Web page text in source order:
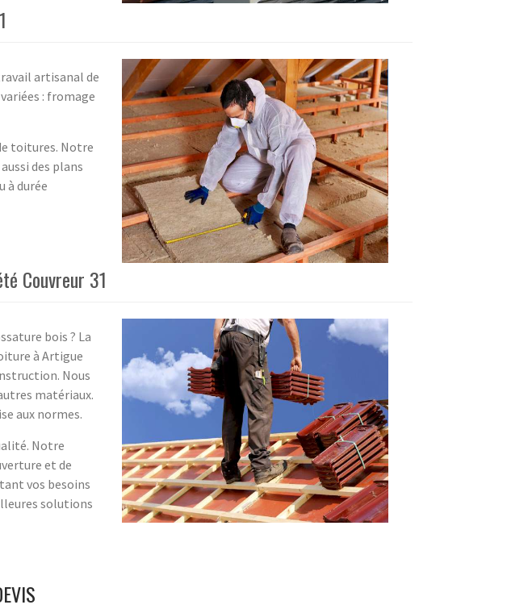
artisanal de
: fromage
toitures. Notre
des plans
à durée
Couvreur 31
bois ? La
à Artigue
Nous
matériaux.
aux normes.
Notre
et de
vos besoins
solutions